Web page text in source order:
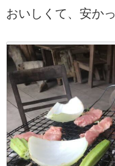
おいしくて、安かっ